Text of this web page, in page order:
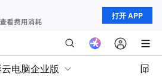
打开 APP
电脑企业版